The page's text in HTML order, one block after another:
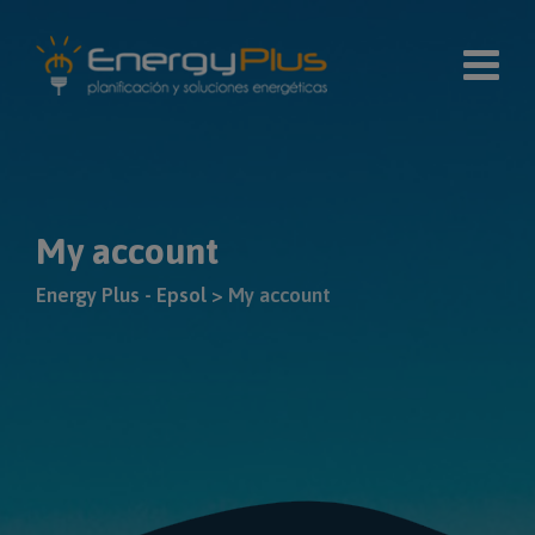
content
My account
Energy Plus - Epsol > My account